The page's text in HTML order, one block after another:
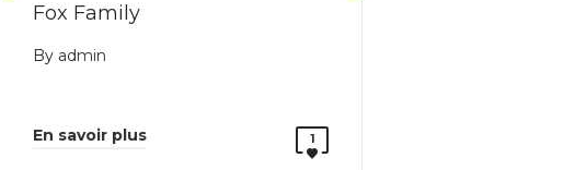
Fox Family
By admin
En savoir plus 1